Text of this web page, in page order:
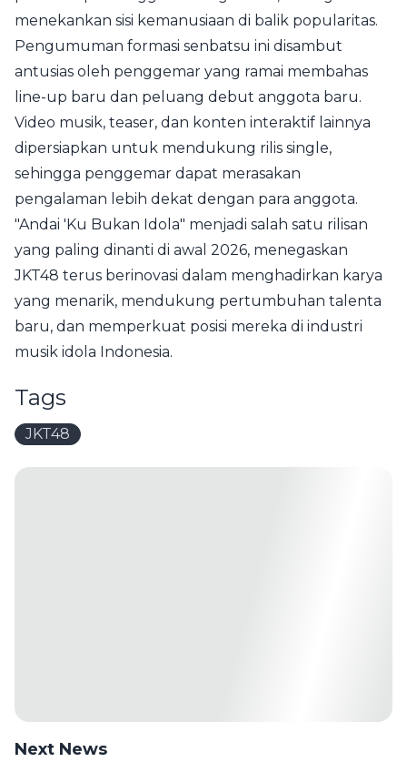
menekankan sisi kemanusiaan di balik popularitas.
Pengumuman formasi senbatsu ini disambut
antusias oleh penggemar yang ramai membahas
line-up baru dan peluang debut anggota baru.
Video musik, teaser, dan konten interaktif lainnya
dipersiapkan untuk mendukung rilis single,
sehingga penggemar dapat merasakan
pengalaman lebih dekat dengan para anggota.
"Andai 'Ku Bukan Idola" menjadi salah satu rilisan
yang paling dinanti di awal 2026, menegaskan
JKT48 terus berinovasi dalam menghadirkan karya
yang menarik, mendukung pertumbuhan talenta
baru, dan memperkuat posisi mereka di industri
musik idola Indonesia.
Tags
JKT48
Next News